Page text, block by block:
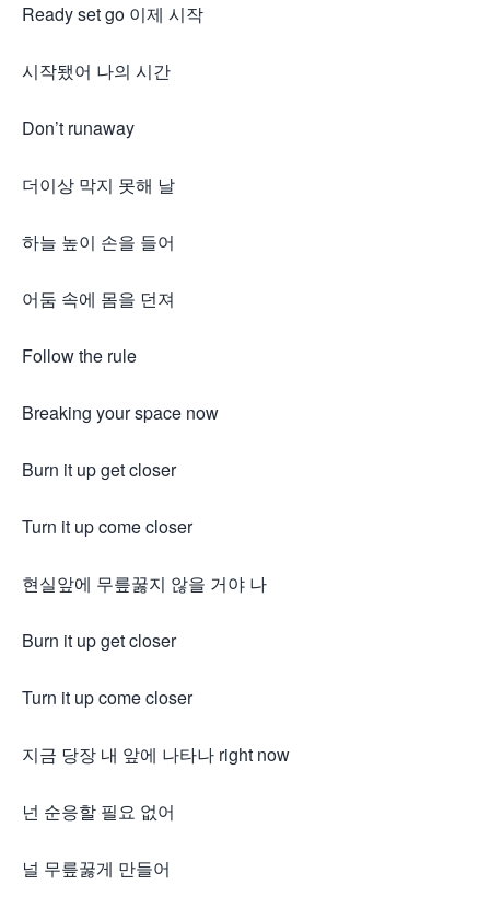
Ready set go 이제 시작
시작됐어 나의 시간
Don’t runaway
더이상 막지 못해 날
하늘 높이 손을 들어
어둠 속에 몸을 던져
Follow the rule
Breaking your space now
Burn it up get closer
Turn it up come closer
현실앞에 무릎꿇지 않을 거야 나
Burn it up get closer
Turn it up come closer
지금 당장 내 앞에 나타나 right now
넌 순응할 필요 없어
널 무릎꿇게 만들어